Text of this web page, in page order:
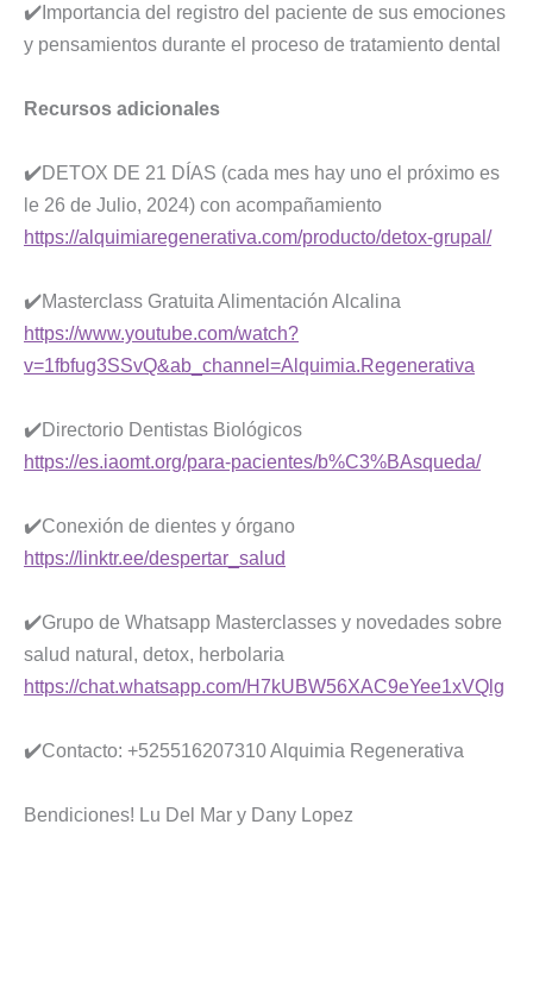
✔️Importancia del registro del paciente de sus emociones
y pensamientos durante el proceso de tratamiento dental
Recursos adicionales
✔️DETOX DE 21 DÍAS (cada mes hay uno el próximo es
le 26 de Julio, 2024) con acompañamiento
https://alquimiaregenerativa.com/producto/detox-grupal/
✔️Masterclass Gratuita Alimentación Alcalina
https://www.youtube.com/watch?
v=1fbfug3SSvQ&ab_channel=Alquimia.Regenerativa
✔️Directorio Dentistas Biológicos
https://es.iaomt.org/para-pacientes/b%C3%BAsqueda/
✔️Conexión de dientes y órgano
https://linktr.ee/despertar_salud
✔️Grupo de Whatsapp Masterclasses y novedades sobre
salud natural, detox, herbolaria
https://chat.whatsapp.com/H7kUBW56XAC9eYee1xVQlg
✔️Contacto: +525516207310 Alquimia Regenerativa
Bendiciones! Lu Del Mar y Dany Lopez